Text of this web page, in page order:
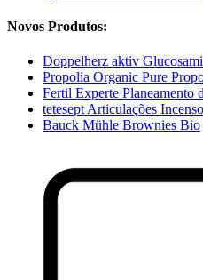
Novos Produtos:
Doppelherz aktiv
Propolia Organic Pure
Fertil Experte Planeamento
tetesept Articulações
Bauck Mühle Brownies Bio